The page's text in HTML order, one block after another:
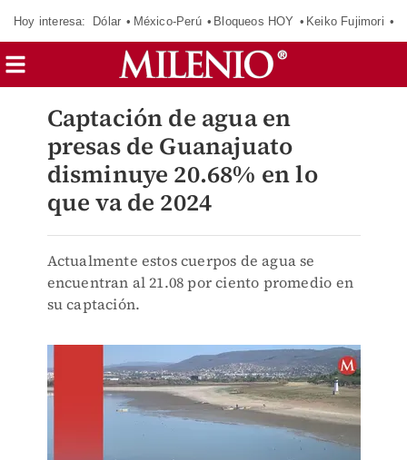
Hoy interesa: Dólar México-Perú Bloqueos HOY Keiko Fujimori
Captación de agua en
presas de Guanajuato
disminuye 20.68% en lo
que va de 2024
Actualmente estos cuerpos de agua se
encuentran al 21.08 por ciento promedio en
su captación.